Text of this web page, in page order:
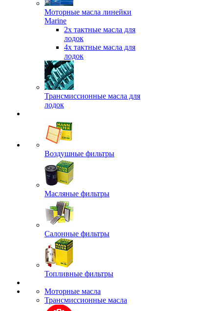
Моторные масла линейки
Marine
2х тактные масла для
лодок
4х тактные масла для
лодок
Трансмиссионные масла для
лодок
Воздушные фильтры
Масляные фильтры
Салонные фильтры
Топливные фильтры
Моторные масла
Трансмиссионные масла